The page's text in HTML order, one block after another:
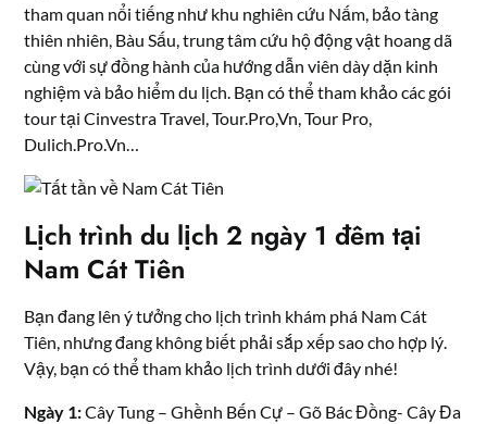
tham quan nổi tiếng như khu nghiên cứu Nấm, bảo tàng
thiên nhiên, Bàu Sấu, trung tâm cứu hộ động vật hoang dã
cùng với sự đồng hành của hướng dẫn viên dày dặn kinh
nghiệm và bảo hiểm du lịch. Bạn có thể tham khảo các gói
tour tại Cinvestra Travel, Tour.Pro,Vn, Tour Pro,
Dulich.Pro.Vn…
Lịch trình du lịch 2 ngày 1 đêm tại
Nam Cát Tiên
Bạn đang lên ý tưởng cho lịch trình khám phá Nam Cát
Tiên, nhưng đang không biết phải sắp xếp sao cho hợp lý.
Vậy, bạn có thể tham khảo lịch trình dưới đây nhé!
Ngày 1:Cây Tung – Ghềnh Bến Cự – Gõ Bác Đồng- Cây Đa